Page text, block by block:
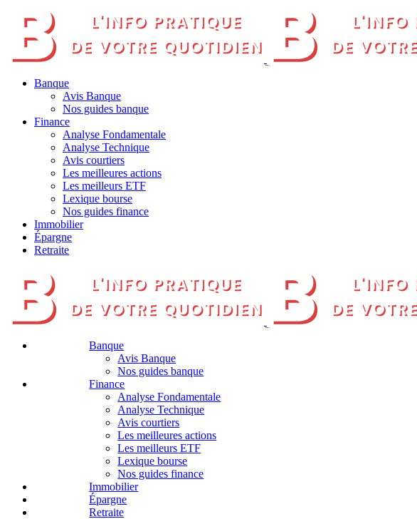
Banque
Avis Banque
Nos guides banque
Finance
Analyse Fondamentale
Analyse Technique
Avis courtiers
Les meilleures actions
Les meilleurs ETF
Lexique bourse
Nos guides finance
Immobilier
Épargne
Retraite
Banque
Avis Banque
Nos guides banque
Finance
Analyse Fondamentale
Analyse Technique
Avis courtiers
Les meilleures actions
Les meilleurs ETF
Lexique bourse
Nos guides finance
Immobilier
Épargne
Retraite